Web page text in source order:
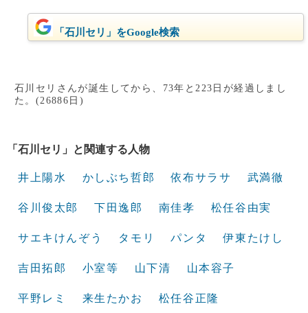
「石川セリ」をGoogle検索
石川セリさんが誕生してから、73年と223日が経過しまし
た。(26886日)
「石川セリ」と関連する人物
井上陽水 かしぶち哲郎 依布サラサ 武満徹
谷川俊太郎 下田逸郎 南佳孝 松任谷由実
サエキけんぞう タモリ パンタ 伊東たけし
吉田拓郎 小室等 山下清 山本容子
平野レミ 来生たかお 松任谷正隆